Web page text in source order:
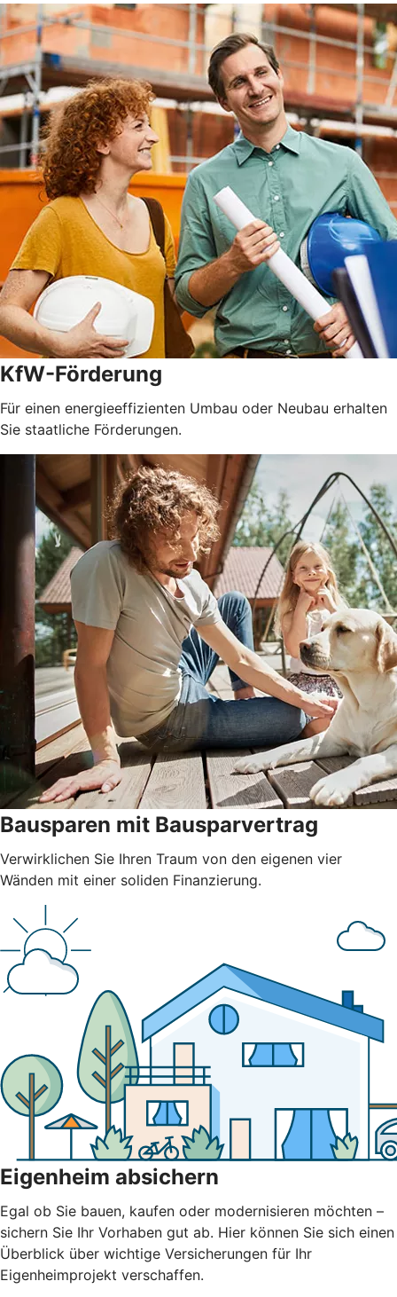
KfW-Förderung
Für einen energieeffizienten Umbau oder Neubau erhalten
Sie staatliche Förderungen.
Bausparen mit Bausparvertrag
Verwirklichen Sie Ihren Traum von den eigenen vier
Wänden mit einer soliden Finanzierung.
Eigenheim absichern
Egal ob Sie bauen, kaufen oder modernisieren möchten –
sichern Sie Ihr Vorhaben gut ab. Hier können Sie sich einen
Überblick über wichtige Versicherungen für Ihr
Eigenheimprojekt verschaffen.